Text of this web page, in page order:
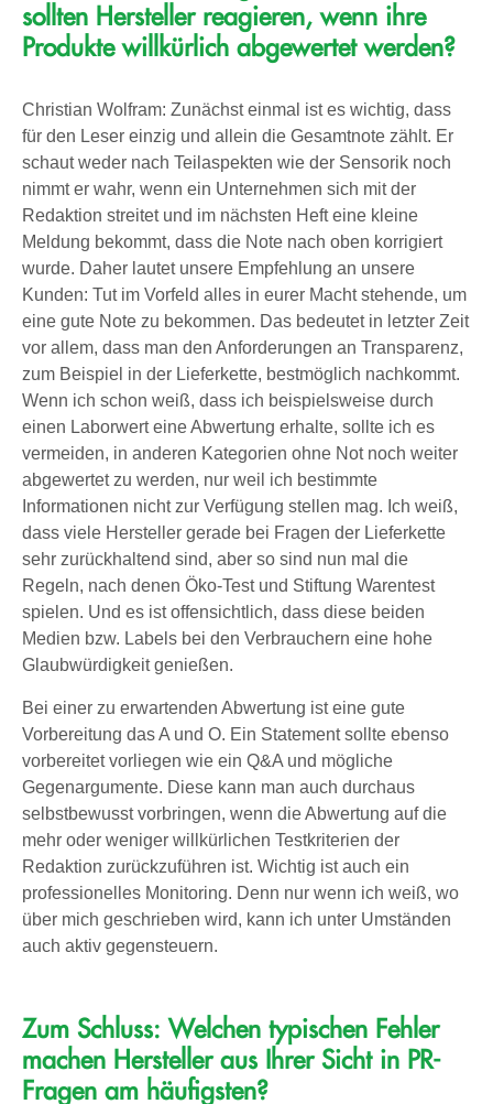
sollten Hersteller reagieren, wenn ihre
Produkte willkürlich abgewertet werden?
Christian Wolfram: Zunächst einmal ist es wichtig, dass
für den Leser einzig und allein die Gesamtnote zählt. Er
schaut weder nach Teilaspekten wie der Sensorik noch
nimmt er wahr, wenn ein Unternehmen sich mit der
Redaktion streitet und im nächsten Heft eine kleine
Meldung bekommt, dass die Note nach oben korrigiert
wurde. Daher lautet unsere Empfehlung an unsere
Kunden: Tut im Vorfeld alles in eurer Macht stehende, um
eine gute Note zu bekommen. Das bedeutet in letzter Zeit
vor allem, dass man den Anforderungen an Transparenz,
zum Beispiel in der Lieferkette, bestmöglich nachkommt.
Wenn ich schon weiß, dass ich beispielsweise durch
einen Laborwert eine Abwertung erhalte, sollte ich es
vermeiden, in anderen Kategorien ohne Not noch weiter
abgewertet zu werden, nur weil ich bestimmte
Informationen nicht zur Verfügung stellen mag. Ich weiß,
dass viele Hersteller gerade bei Fragen der Lieferkette
sehr zurückhaltend sind, aber so sind nun mal die
Regeln, nach denen Öko-Test und Stiftung Warentest
spielen. Und es ist offensichtlich, dass diese beiden
Medien bzw. Labels bei den Verbrauchern eine hohe
Glaubwürdigkeit genießen.
Bei einer zu erwartenden Abwertung ist eine gute
Vorbereitung das A und O. Ein Statement sollte ebenso
vorbereitet vorliegen wie ein Q&A und mögliche
Gegenargumente. Diese kann man auch durchaus
selbstbewusst vorbringen, wenn die Abwertung auf die
mehr oder weniger willkürlichen Testkriterien der
Redaktion zurückzuführen ist. Wichtig ist auch ein
professionelles Monitoring. Denn nur wenn ich weiß, wo
über mich geschrieben wird, kann ich unter Umständen
auch aktiv gegensteuern.
Zum Schluss: Welchen typischen Fehler
machen Hersteller aus Ihrer Sicht in PR-
Fragen am häufigsten?